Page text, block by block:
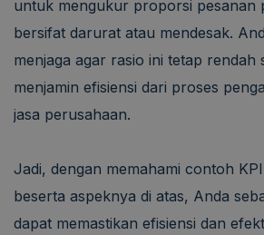
untuk mengukur proporsi pesanan
bersifat darurat atau mendesak.
menjaga agar rasio ini tetap rendah
menjamin efisiensi dari proses
jasa perusahaan.
Jadi, dengan memahami contoh KPI
beserta aspeknya di atas, Anda
dapat memastikan efisiensi dan